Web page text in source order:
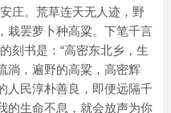
庄。荒草连天无人迹，野
栽罢萝卜种高粱。下笔千言
刻书是：“高密东北乡，生
淌，遍野的高粱，高密辉
人民淳朴善良，即便远隔千
的生命不息，就会放声为你